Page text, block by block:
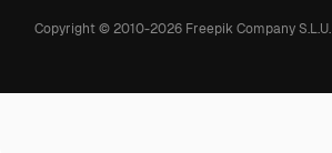
Copyright © 2010-2026 Freepik Company S.L.U.